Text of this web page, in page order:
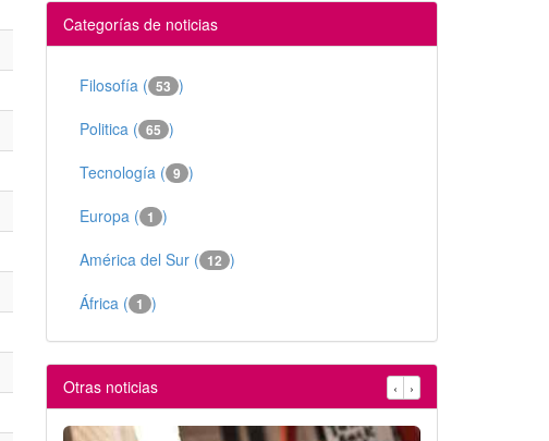
Categorías de noticias
Filosofía ( 53 )
Politica ( 65 )
Tecnología ( 9 )
Europa ( 1 )
América del Sur ( 12 )
África ( 1 )
Otras noticias ‹ ›